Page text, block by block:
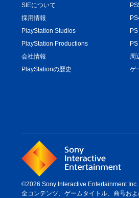
SIEについて
採用情報
PlayStation Studios
PlayStation Productions
会社情報
PlayStationの歴史
周
ゲ
©2026 Sony Interactive Entertainment
全コンテンツ、ゲームタイトル、商号お